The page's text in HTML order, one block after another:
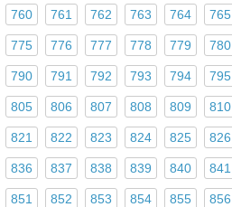
760 761 762 763 764 765
775 776 777 778 779 780
790 791 792 793 794 795
805 806 807 808 809 810
821 822 823 824 825 826
836 837 838 839 840 841
851 852 853 854 855 856